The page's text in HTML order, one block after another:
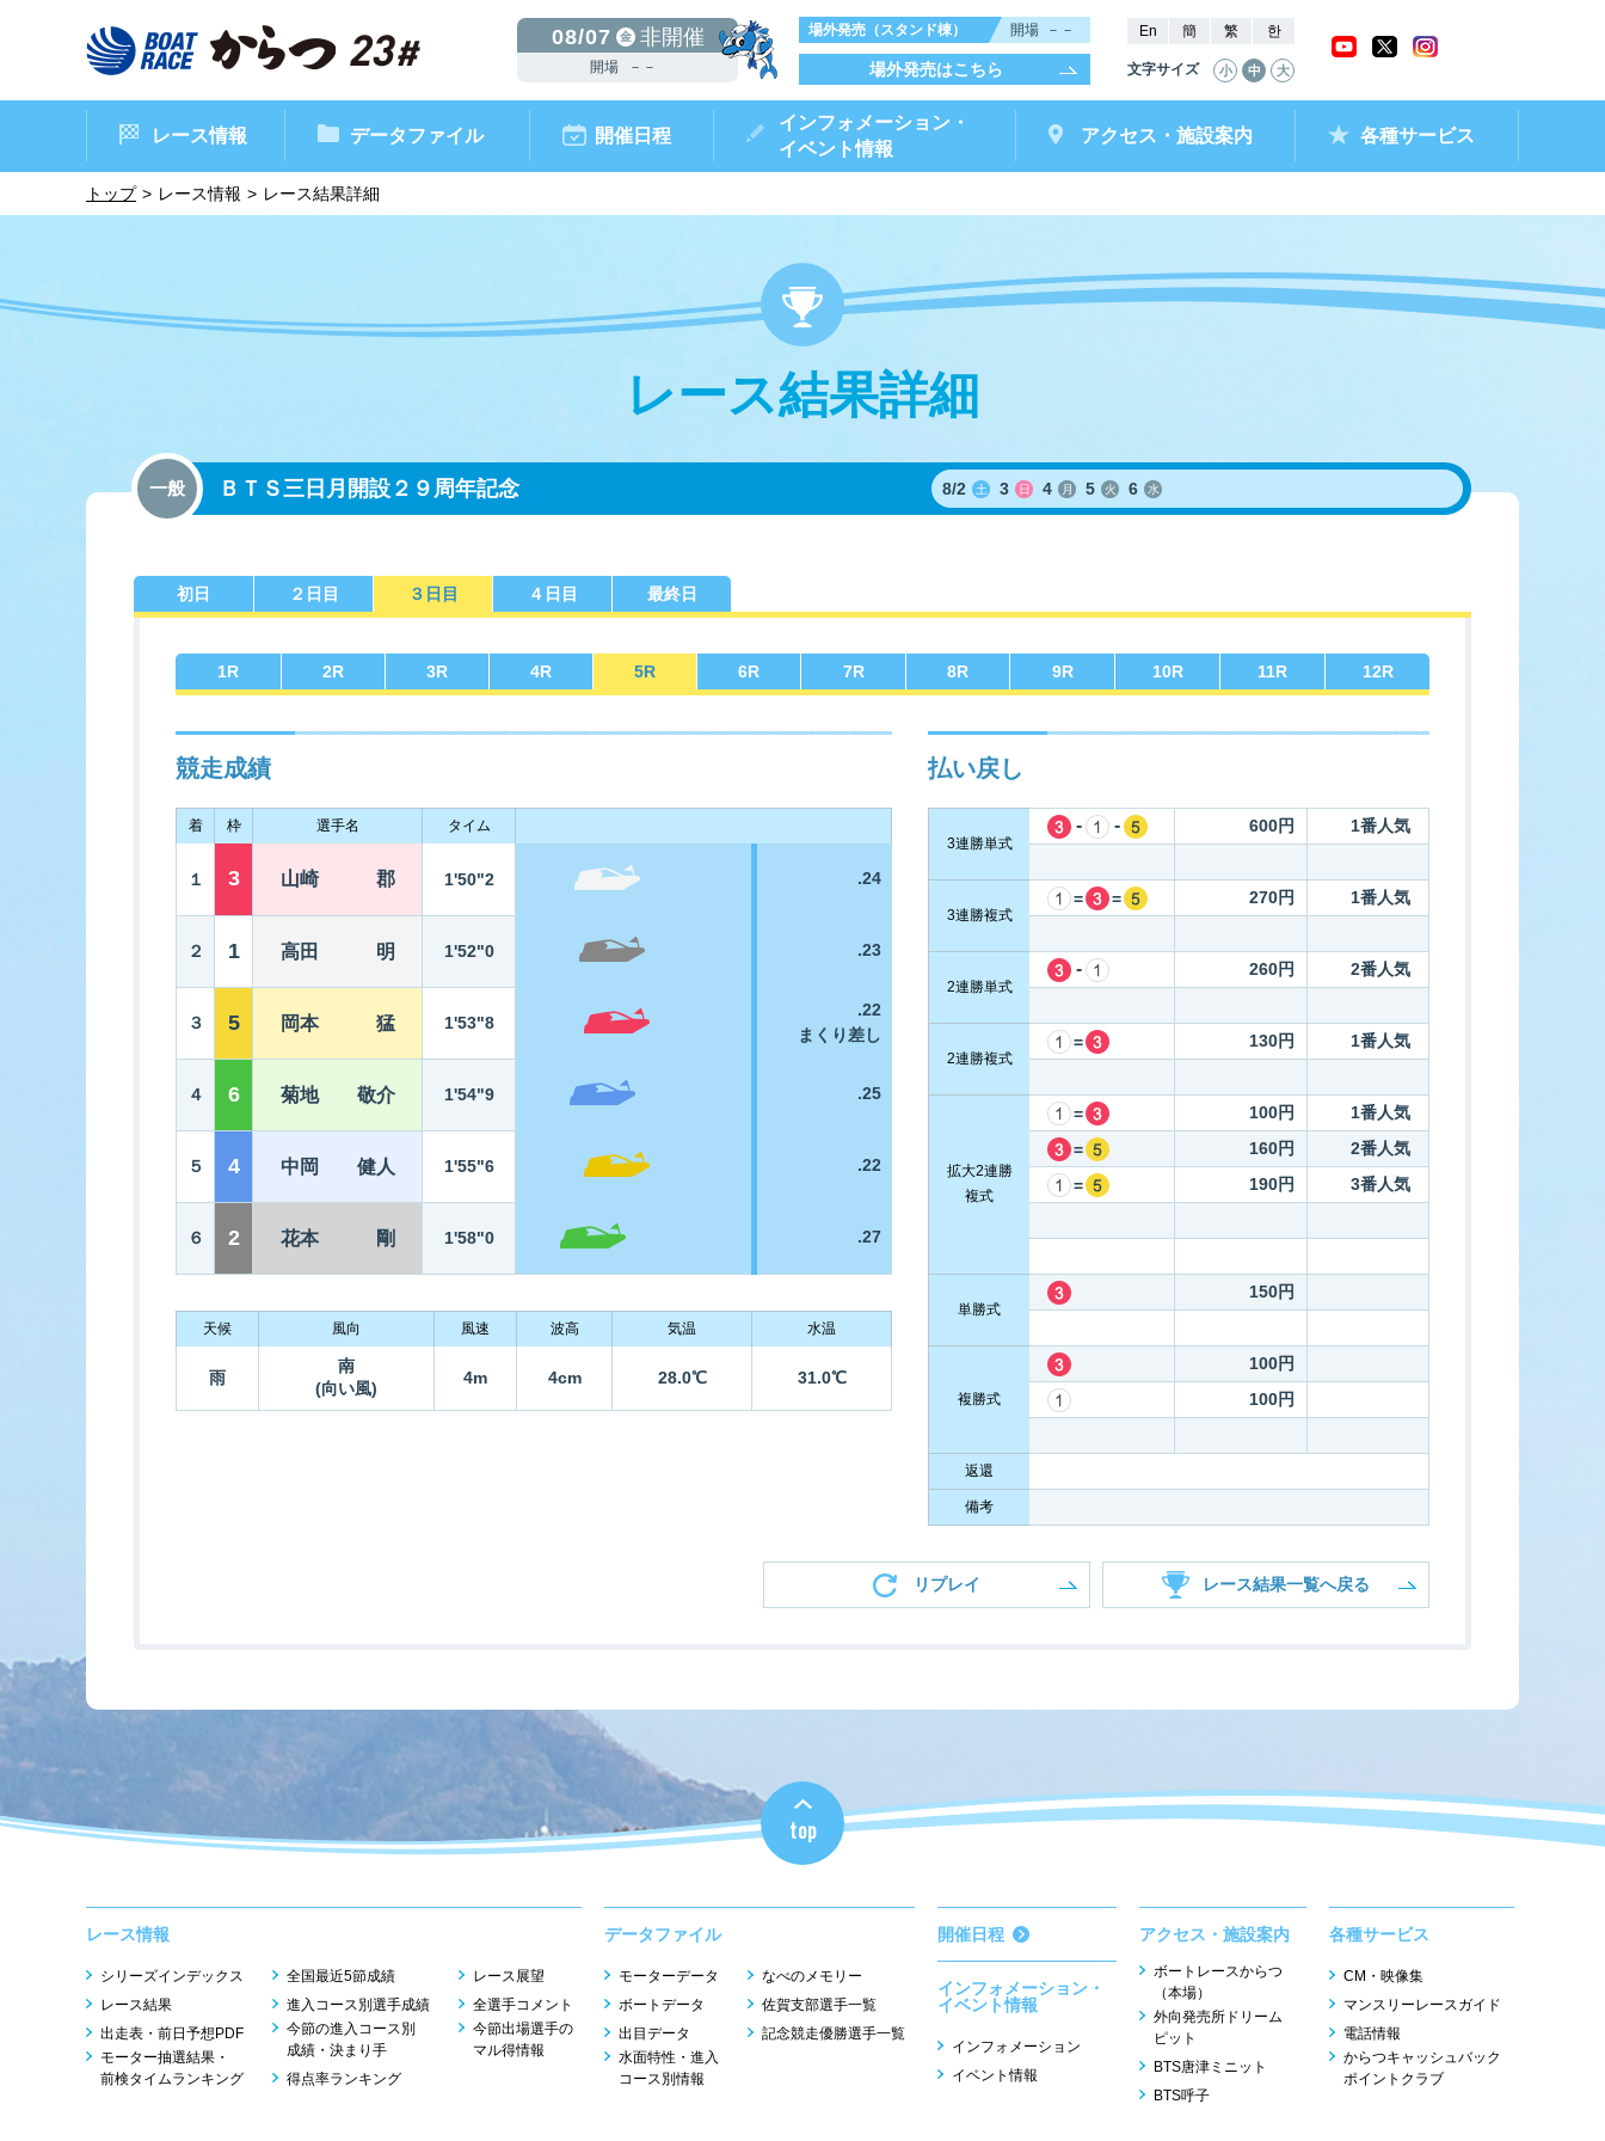
08/07 金 非開催
開場 －－
場外発売（スタンド棟） 開場 －－
場外発売はこちら
En 簡 繁 한
文字サイズ 小 中 大
レース情報
出走表・前日予想PDF
今節の進入コース別成績・
今節出場選手のマル得情報
データファイル
出目データ
佐賀支部選手一覧 記念競走優勝選手一覧
開催日程
インフォメーション・
イベント情報
アクセス・施設案内
ボートレースチケットショップ
唐津ミニット
ボートレースチケットショップ
各種サービス
電話情報
トップ レース情報 レース結果詳細
レース結果詳細
一般 ＢＴＳ三日月開設２９周年記念 8/2 土 3 日 4 月 5 火 6 水
初日 ２日目 ３日目 ４日目 最終日
1R 2R 3R 4R 5R 6R 7R 8R 9R 10R 11R 12R
競走成績
着 枠 選手名 タイム
１ 3 山崎 郡 1'50"2 .24
２ 1 高田 明 1'52"0 .23
３ 5 岡本 猛 1'53"8
.22
まくり差し
４ 6 菊地 敬介 1'54"9 .25
５ 4 中岡 健人 1'55"6 .22
６ 2 花本 剛 1'58"0 .27
天候 風向 風速 波高 気温 水温
雨
南
(向い風)
4m 4cm 28.0℃ 31.0℃
払い戻し
3連勝単式
- - 600円 1番人気
3連勝複式
= = 270円 1番人気
2連勝単式
- 260円 2番人気
2連勝複式
= 130円 1番人気
拡大2連勝
複式
= 100円
1番人気
=
160円
2番人気
=
190円 3番人気
単勝式
150円
複勝式
100円
100円
返還
備考
リプレイ レース結果一覧へ戻る
top
レース情報
シリーズインデックス
レース結果
出走表・前日予想PDF
モーター抽選結果・
前検タイムランキング
全国最近5節成績
進入コース別選手成績
今節の進入コース別
成績・決まり手
得点率ランキング
レース展望
全選手コメント
今節出場選手の
マル得情報
データファイル
モーターデータ
ボートデータ
出目データ
水面特性・進入
コース別情報
なべのメモリー
佐賀支部選手一覧
記念競走優勝選手一覧
開催日程
インフォメーション・
イベント情報
インフォメーション
イベント情報
アクセス・施設案内
ボートレースからつ
（本場）
外向発売所ドリーム
ピット
BTS唐津ミニット
BTS呼子
各種サービス
CM・映像集
マンスリーレースガイド
電話情報
からつキャッシュバック
ポイントクラブ